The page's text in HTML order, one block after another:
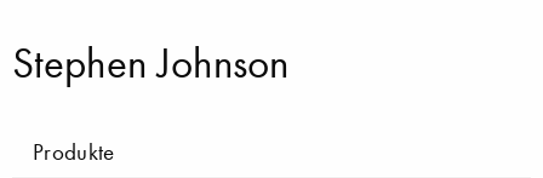
Stephen Johnson
Produkte